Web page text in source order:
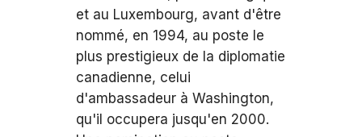
et au Luxembourg, avant d'être
nommé, en 1994, au poste le
plus prestigieux de la diplomatie
canadienne, celui
d'ambassadeur à Washington,
qu'il occupera jusqu'en 2000.